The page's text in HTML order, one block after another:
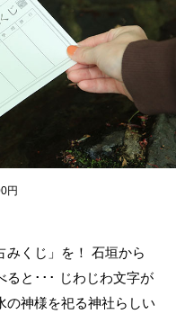
円
みくじ」を！ 石垣から
ると･･･ じわじわ文字が
の神様を祀る神社らしい